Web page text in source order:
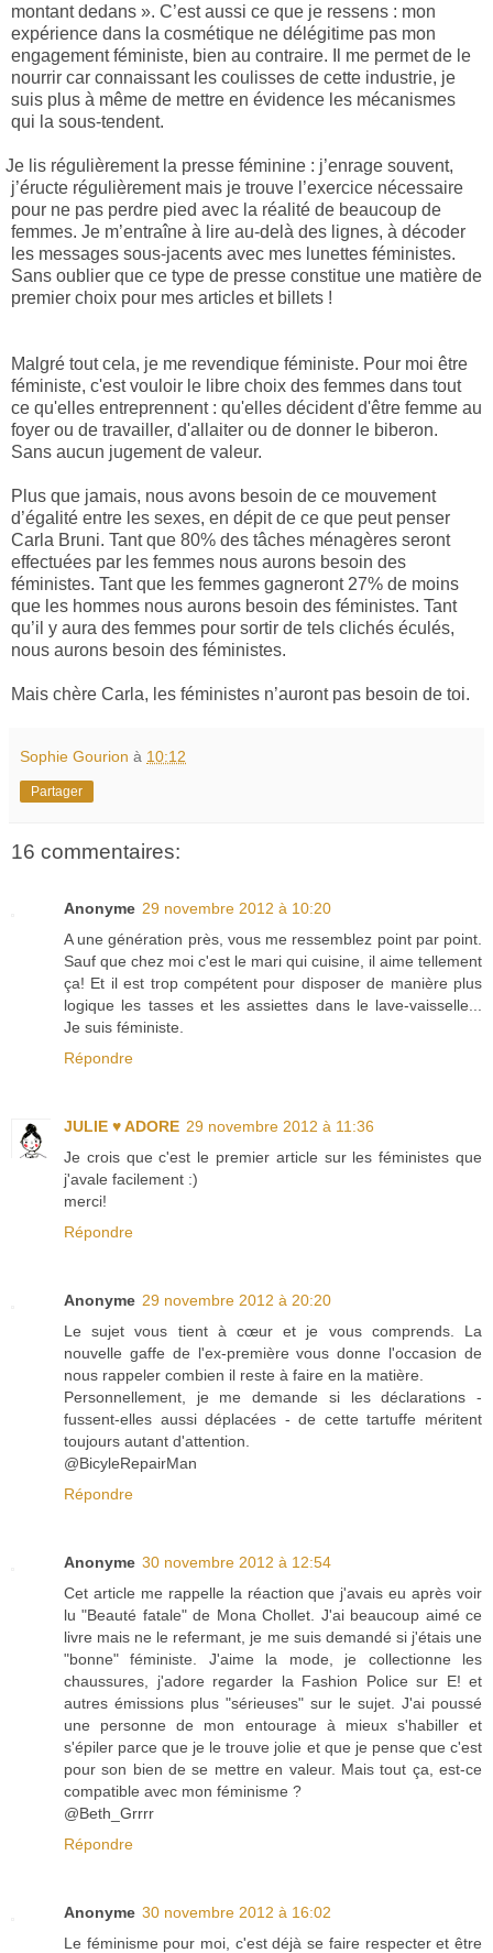
montant dedans ». C’est aussi ce que je ressens : mon
expérience dans la cosmétique ne délégitime pas mon
engagement féministe, bien au contraire. Il me permet de le
nourrir car connaissant les coulisses de cette industrie, je
suis plus à même de mettre en évidence les mécanismes
qui la sous-tendent.
Je lis régulièrement la presse féminine : j’enrage souvent,
j’éructe régulièrement mais je trouve l’exercice nécessaire
pour ne pas perdre pied avec la réalité de beaucoup de
femmes. Je m’entraîne à lire au-delà des lignes, à décoder
les messages sous-jacents avec mes lunettes féministes.
Sans oublier que ce type de presse constitue une matière de
premier choix pour mes articles et billets !
Malgré tout cela, je me revendique féministe. Pour moi être
féministe, c'est vouloir le libre choix des femmes dans tout
ce qu'elles entreprennent : qu'elles décident d'être femme au
foyer ou de travailler, d'allaiter ou de donner le biberon.
Sans aucun jugement de valeur.
Plus que jamais, nous avons besoin de ce mouvement
d’égalité entre les sexes, en dépit de ce que peut penser
Carla Bruni. Tant que 80% des tâches ménagères seront
effectuées par les femmes nous aurons besoin des
féministes. Tant que les femmes gagneront 27% de moins
que les hommes nous aurons besoin des féministes. Tant
qu’il y aura des femmes pour sortir de tels clichés éculés,
nous aurons besoin des féministes.
Mais chère Carla, les féministes n’auront pas besoin de toi.
Sophie Gourion à 10:12
Partager
16 commentaires:
Anonyme 29 novembre 2012 à 10:20
A une génération près, vous me ressemblez point par point.
Sauf que chez moi c'est le mari qui cuisine, il aime tellement
ça! Et il est trop compétent pour disposer de manière plus
logique les tasses et les assiettes dans le lave-vaisselle...
Je suis féministe.
Répondre
JULIE ♥ ADORE 29 novembre 2012 à 11:36
Je crois que c'est le premier article sur les féministes que
j'avale facilement :)
merci!
Répondre
Anonyme 29 novembre 2012 à 20:20
Le sujet vous tient à cœur et je vous comprends. La
nouvelle gaffe de l'ex-première vous donne l'occasion de
nous rappeler combien il reste à faire en la matière.
Personnellement, je me demande si les déclarations -
fussent-elles aussi déplacées - de cette tartuffe méritent
toujours autant d'attention.
@BicyleRepairMan
Répondre
Anonyme 30 novembre 2012 à 12:54
Cet article me rappelle la réaction que j'avais eu après voir
lu "Beauté fatale" de Mona Chollet. J'ai beaucoup aimé ce
livre mais ne le refermant, je me suis demandé si j'étais une
"bonne" féministe. J'aime la mode, je collectionne les
chaussures, j'adore regarder la Fashion Police sur E! et
autres émissions plus "sérieuses" sur le sujet. J'ai poussé
une personne de mon entourage à mieux s'habiller et
s'épiler parce que je le trouve jolie et que je pense que c'est
pour son bien de se mettre en valeur. Mais tout ça, est-ce
compatible avec mon féminisme ?
@Beth_Grrrr
Répondre
Anonyme 30 novembre 2012 à 16:02
Le féminisme pour moi, c'est déjà se faire respecter et être